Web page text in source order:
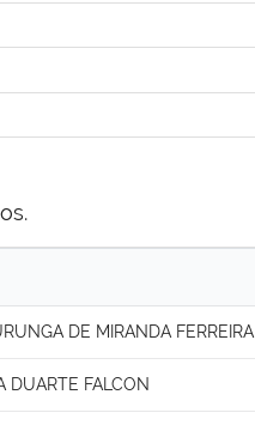
DE MIRANDA FERREIRA
DUARTE FALCON